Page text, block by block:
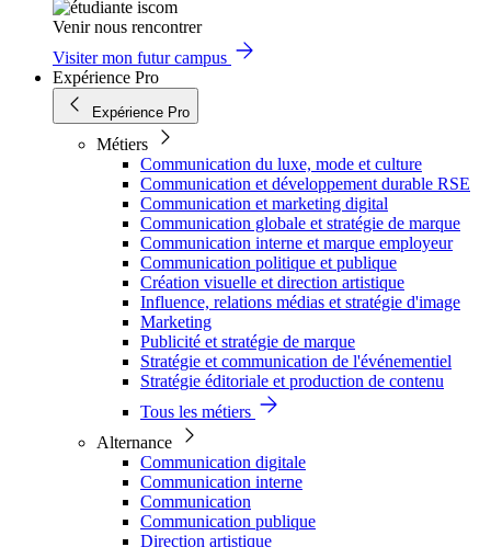
Venir nous rencontrer
Visiter mon futur campus
Expérience Pro
Expérience Pro
Métiers
Communication du luxe, mode et culture
Communication et développement durable RSE
Communication et marketing digital
Communication globale et stratégie de marque
Communication interne et marque employeur
Communication politique et publique
Création visuelle et direction artistique
Influence, relations médias et stratégie d'image
Marketing
Publicité et stratégie de marque
Stratégie et communication de l'événementiel
Stratégie éditoriale et production de contenu
Tous les métiers
Alternance
Communication digitale
Communication interne
Communication
Communication publique
Direction artistique